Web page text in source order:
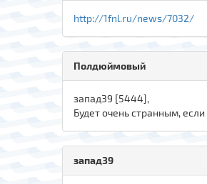
http://1fnl.ru/news/7032/
Полдюймовый
запад39 [5444],
Будет очень странным, если
запад39